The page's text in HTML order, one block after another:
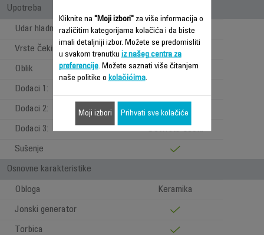
Upotreba
Udar hladnog zraka
Vrste čekinja Prirodan
Oblik Okrugao
Dodaci 1:
Dodaci 2: Četka 30mm
Dodaci 3: Četvrsta četka
Sušenje
Osnovne karakteristike
Obloga Keramika
Jonski generator
Torbica
Kliknite na "Moji izbori"za više informacija o
različitim kategorijama kolačića i da biste
imali detaljniji izbor. Možete se predomisliti
u svakom trenutku iz našeg centra za
preferencije. Možete saznati više čitanjem
naše politike o kolačićima.
Moji izbori Prihvati sve kolačiće